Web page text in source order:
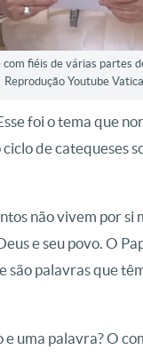
fiéis de várias partes
Reprodução Youtube
foi o tema que
de catequeses
não vivem por si
e seu povo. O
são palavras que
uma palavra? O